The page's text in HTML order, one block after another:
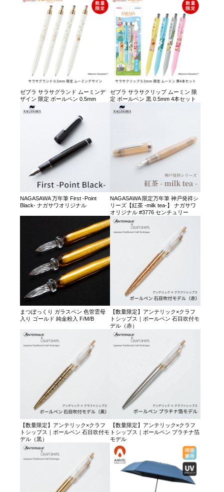
ゼブラ サラサグランド ムーミンデ
ザイン 限定 ボールペン 0.5mm
ゼブラ サラサクリップ ムーミン 限
定 ボールペン 黒 0.5mm 4本セット
NAGASAWA 万年筆 First -Point
Black- ナガサワオリジナル
NAGASAWA 限定万年筆 神戸発祥シ
リーズ【紅茶 -milk tea-】 ナガサワ
オリジナル #3776 センチュリー
まつぼっくり ガラスペン 色管雲母
入り ゴールド 純金粉入 F/M/B
【数量限定】アンテリック×クラフ
トシップス｜ボールペン 石目吹付モ
デル（赤）
【数量限定】アンテリック×クラフ
トシップス｜ボールペン 石目吹付モ
デル（黒）
【数量限定】アンテリック×クラフ
トシップス｜ボールペン プラチナ箔
モデル